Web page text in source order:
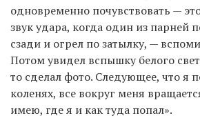
одновременно почувствовать —
звук удара, когда один из парней
сзади и огрел по затылку, —
Потом увидел вспышку белого
то сделал фото. Следующее, что я
коленях, все вокруг меня
имею, где я и как туда попал».